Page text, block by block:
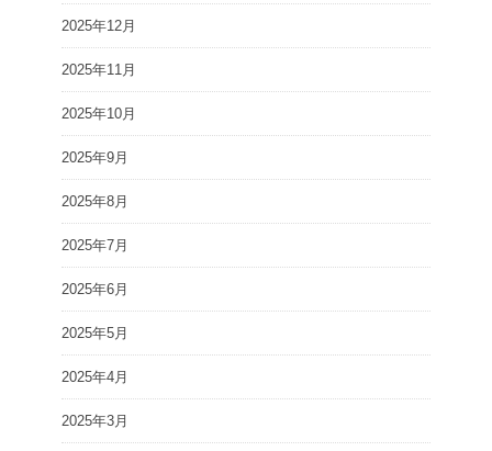
2025年12月
2025年11月
2025年10月
2025年9月
2025年8月
2025年7月
2025年6月
2025年5月
2025年4月
2025年3月